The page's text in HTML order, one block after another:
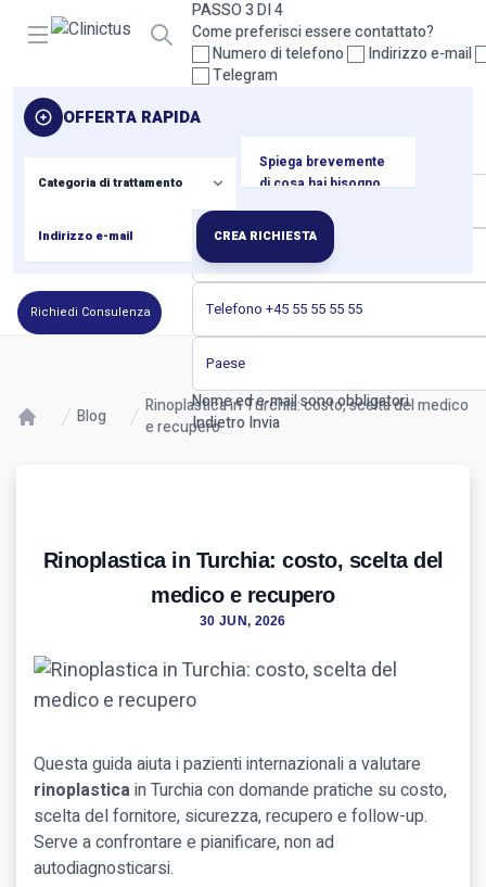
Open menu
PASSO 3 DI 4
Come preferisci essere contattato?
Numero di telefono
Indirizzo e-mail
Telegram
Indietro
I tuoi dati di contatto
Nome ed e-mail sono obbligatori.
Indietro Invia
OFFERTA RAPIDA
CREA RICHIESTA
Richiedi Consulenza
Blog
Rinoplastica in Turchia: costo, scelta del medico
e recupero
Rinoplastica in Turchia: costo, scelta del
medico e recupero
30 JUN, 2026
Questa guida aiuta i pazienti internazionali a valutare
rinoplasticain Turchia con domande pratiche su costo,
scelta del fornitore, sicurezza, recupero e follow-up.
Serve a confrontare e pianificare, non ad
autodiagnosticarsi.